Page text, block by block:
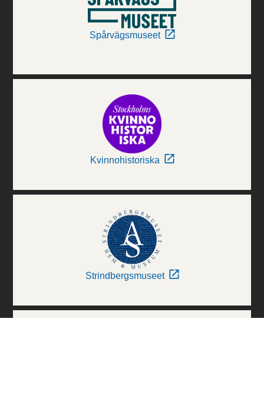
Spårvägsmuseet
Kvinnohistoriska
Strindbergsmuseet